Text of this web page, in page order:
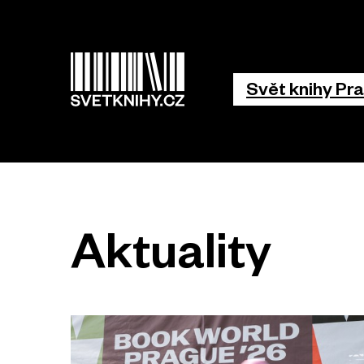
Hlavní
Svět knihy
Aktuality